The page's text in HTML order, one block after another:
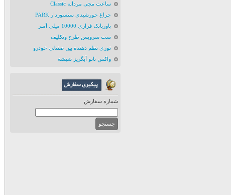
ساعت مچی مردانه Classic
چراغ خورشیدی سنسوردار PARK
پاوربانک فراری 10000 میلی آمپر
ست سرویس طرح ونکلیف
توری نظم دهنده بین صندلی خودرو
واکس نانو آبگریز شیشه
شماره سفارش